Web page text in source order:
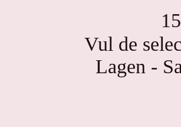
Vul de
Lagen -